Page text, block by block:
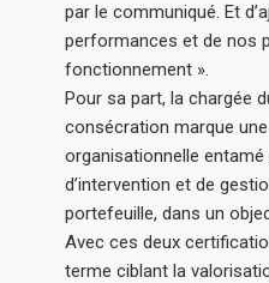
par le communiqué. Et
performances et de nos
fonctionnement ».
Pour sa part, la chargée
consécration marque
organisationnelle
d’intervention et de
portefeuille, dans un
Avec ces deux
terme ciblant la